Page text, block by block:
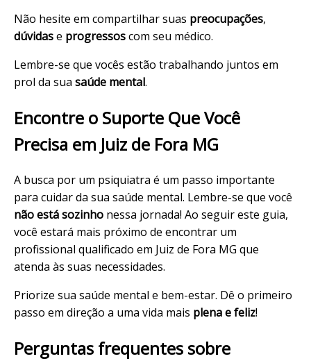
Não hesite em compartilhar suas preocupações,
dúvidase progressoscom seu médico.
Lembre-se que vocês estão trabalhando juntos em
prol da sua saúde mental.
Encontre o Suporte Que Você
Precisa em Juiz de Fora MG
A busca por um psiquiatra é um passo importante
para cuidar da sua saúde mental. Lembre-se que você
não está sozinho nessa jornada! Ao seguir este guia,
você estará mais próximo de encontrar um
profissional qualificado em Juiz de Fora MG que
atenda às suas necessidades.
Priorize sua saúde mental e bem-estar. Dê o primeiro
passo em direção a uma vida mais plena e feliz!
Perguntas frequentes sobre